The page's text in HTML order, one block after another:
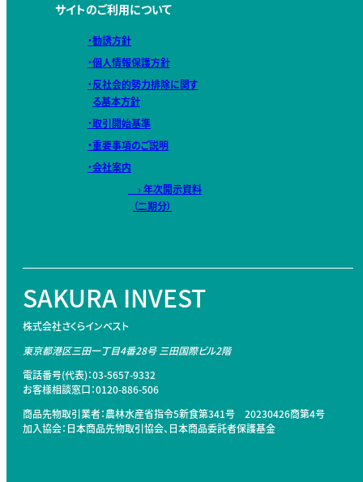
サイトのご利用について
・勧誘方針
・個人情報保護方針
・反社会的勢力排除に関す
る基本方針
・取引開始基準
・重要事項のご説明
・会社案内
› 年次開示資料
（二期分）
SAKURA INVEST
株式会社さくらインベスト
東京都港区三田一丁目4番28号三田国際ビル2階
電話番号(代表)：03-5657-9332
お客様相談窓口：0120-886-506
商品先物取引業者：農林水産省指令5新食第341号 20230426商第4号
加入協会：日本商品先物取引協会、日本商品委託者保護基金